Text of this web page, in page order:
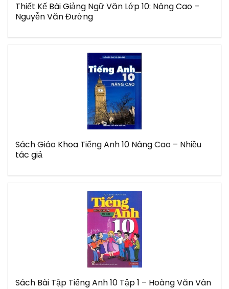
Thiết Kế Bài Giảng Ngữ Văn Lớp 10: Nâng Cao –
Nguyễn Văn Đường
Sách Giáo Khoa Tiếng Anh 10 Nâng Cao – Nhiều
tác giả
Sách Bài Tập Tiếng Anh 10 Tập 1 – Hoàng Văn Vân